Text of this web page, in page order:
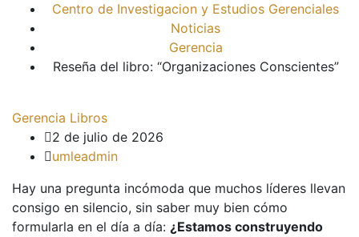
Centro de Investigacion y Estudios Gerenciales
Noticias
Gerencia
Reseña del libro: “Organizaciones Conscientes”
Gerencia Libros
2 de julio de 2026
umleadmin
Hay una pregunta incómoda que muchos líderes llevan
consigo en silencio, sin saber muy bien cómo
formularla en el día a día: ¿Estamos construyendo